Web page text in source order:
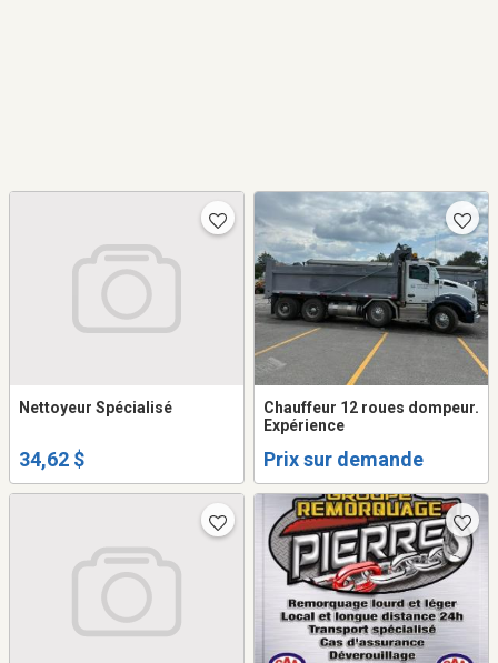
Nettoyeur Spécialisé
34,62 $
Chauffeur 12 roues dompeur.
Expérience
Prix sur demande